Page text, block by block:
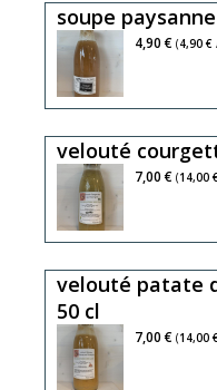
soupe
4,90 € (4,90 €
velouté
7,00 € (14,00 €
velouté patate
50 cl
7,00 € (14,00 €